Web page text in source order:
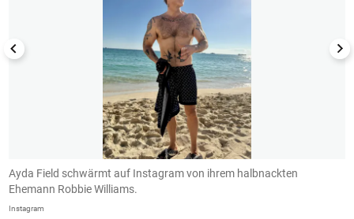
Ayda Field schwärmt auf Instagram von ihrem halbnackten
Ehemann Robbie Williams.
Instagram